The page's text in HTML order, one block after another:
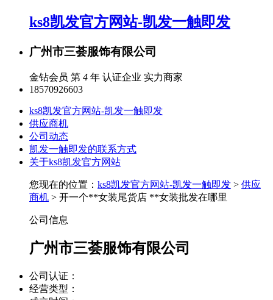
ks8凯发官方网站-凯发一触即发
广州市三荟服饰有限公司
金钻会员 第 4 年 认证企业 实力商家
18570926603
ks8凯发官方网站-凯发一触即发
供应商机
公司动态
凯发一触即发的联系方式
关于ks8凯发官方网站
您现在的位置： ks8凯发官方网站-凯发一触即发 > 供应
商机 > 开一个**女装尾货店 **女装批发在哪里
公司信息
广州市三荟服饰有限公司
公司认证：
经营类型：